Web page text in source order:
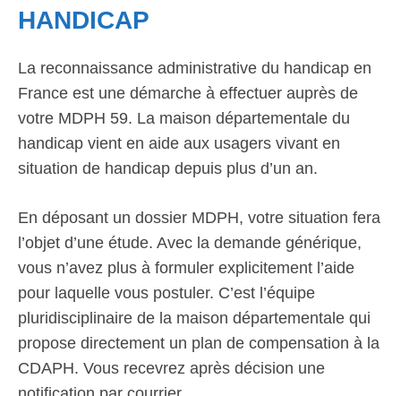
HANDICAP
La reconnaissance administrative du handicap en
France est une démarche à effectuer auprès de
votre MDPH 59. La maison départementale du
handicap vient en aide aux usagers vivant en
situation de handicap depuis plus d’un an.
En déposant un dossier MDPH, votre situation fera
l’objet d’une étude. Avec la demande générique,
vous n’avez plus à formuler explicitement l’aide
pour laquelle vous postuler. C’est l’équipe
pluridisciplinaire de la maison départementale qui
propose directement un plan de compensation à la
CDAPH. Vous recevrez après décision une